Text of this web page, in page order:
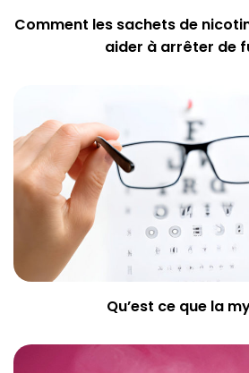
Comment les sachets de
aider à arrêter de
Qu’est ce que la